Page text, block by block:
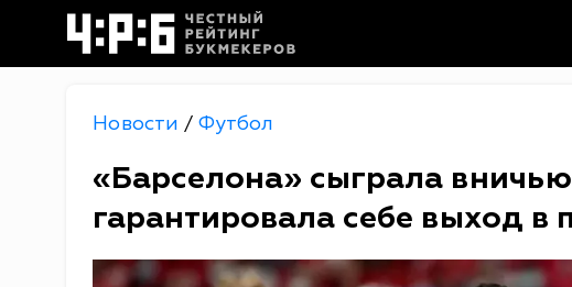
Новости / Футбол
«Барселона» сыграла
гарантировала себе выход